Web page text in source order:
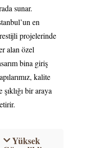
sunar.
en
projelerinde
alan özel
bina giriş
kalite
şıklığı bir araya
Yüksek